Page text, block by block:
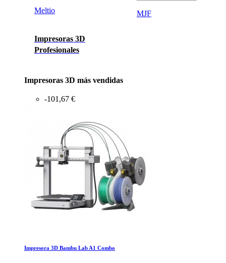
Meltio
Impresoras 3D
Profesionales
MJF
Impresoras 3D más vendidas
-101,67 €
Impresora 3D Bambu Lab A1 Combo